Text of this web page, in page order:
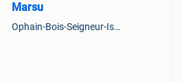
Marsu
Ophain-Bois-Seigneur-Isaac